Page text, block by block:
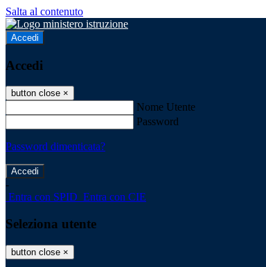
Salta al contenuto
Accedi
Accedi
button close ×
Nome Utente
Password
Password dimenticata?
-
Entra con SPID Entra con CIE
Seleziona utente
button close ×